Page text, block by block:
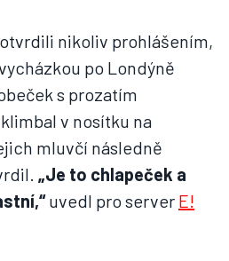
nikoliv prohlášením,
po Londýně
s prozatím
v nosítku na
mluvčí následně
„Je to chlapeček a
uvedl pro server E!